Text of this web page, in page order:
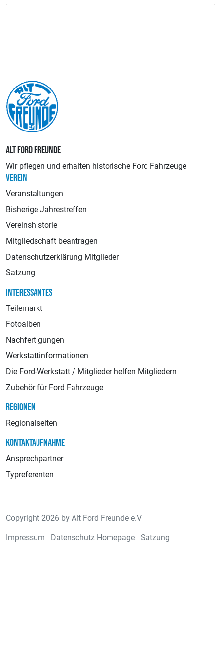
ALT FORD FREUNDE
Wir pflegen und erhalten historische Ford Fahrzeuge
VEREIN
Veranstaltungen
Bisherige Jahrestreffen
Vereinshistorie
Mitgliedschaft beantragen
Datenschutzerklärung Mitglieder
Satzung
INTERESSANTES
Teilemarkt
Fotoalben
Nachfertigungen
Werkstattinformationen
Die Ford-Werkstatt / Mitglieder helfen Mitgliedern
Zubehör für Ford Fahrzeuge
REGIONEN
Regionalseiten
KONTAKTAUFNAHME
Ansprechpartner
Typreferenten
Copyright 2026 by Alt Ford Freunde e.V
Impressum Datenschutz Homepage Satzung